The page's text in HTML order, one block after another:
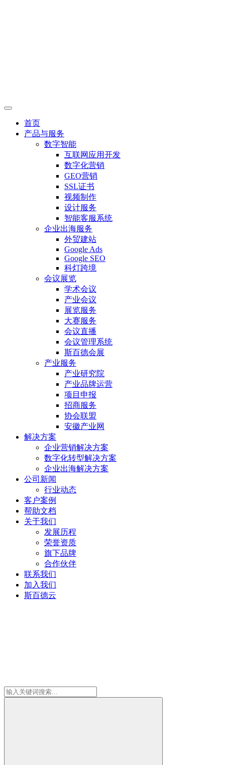
首页
产品与服务
数字智能
互联网应用开发
数字化营销
GEO营销
SSL证书
视频制作
设计服务
智能客服系统
企业出海服务
外贸建站
Google Ads
Google SEO
科灯跨境
会议展览
学术会议
产业会议
展览服务
大赛服务
会议直播
会议管理系统
斯百德会展
产业服务
产业研究院
产业品牌运营
项目申报
招商服务
协会联盟
安徽产业网
解决方案
企业营销解决方案
数字化转型解决方案
企业出海解决方案
公司新闻
行业动态
客户案例
帮助文档
关于我们
发展历程
荣誉资质
旗下品牌
合作伙伴
联系我们
加入我们
斯百德云